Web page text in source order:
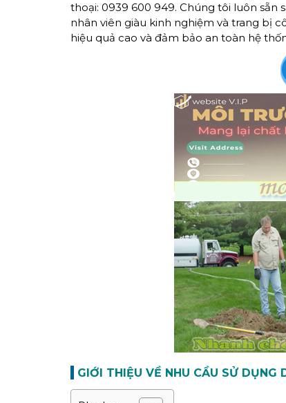
thoại: 0939 600 949. Chúng tôi luôn sẵn
nhân viên giàu kinh nghiệm và trang bị
hiệu quả cao và đảm bảo an toàn hệ
GIỚI THIỆU VỀ NHU CẦU SỬ DỤNG